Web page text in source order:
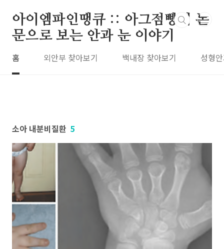
아이엠파인땡큐 :: 아그점빵의 논
문으로 보는 안과 눈 이야기
홈 외안부 찾아보기 백내장 찾아보기 성형
소아 내분비질환 5